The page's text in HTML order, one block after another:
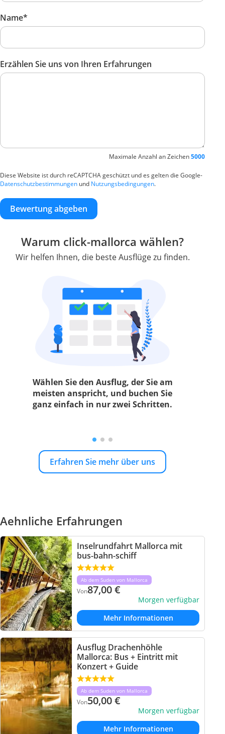
Name*
Erzählen Sie uns von Ihren Erfahrungen
Maximale Anzahl an Zeichen5000
Diese Website ist durch reCAPTCHA geschützt und es gelten die Google-
Datenschutzbestimmungen und Nutzungsbedingungen.
Bewertung abgeben
Warum click-mallorca wählen?
Wir helfen Ihnen, die beste Ausflüge zu finden.
Wählen Sie den Ausflug, der Sie am
meisten anspricht, und buchen Sie
ganz einfach in nur zwei Schritten.
Erfahren Sie mehr über uns
Aehnliche Erfahrungen
Inselrundfahrt Mallorca mit
bus-bahn-schiff
Ab dem Suden von Mallorca
Von87,00€
Morgen verfügbar
Mehr Informationen
Ausflug Drachenhöhle
Mallorca: Bus + Eintritt mit
Konzert + Guide
Ab dem Suden von Mallorca
Von50,00€
Morgen verfügbar
Mehr Informationen